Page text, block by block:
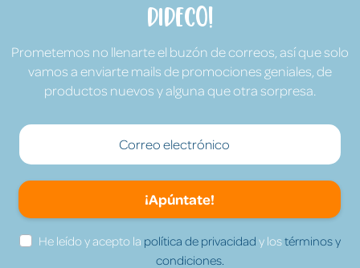
Dideco!
Prometemos no llenarte el buzón de correos, así que solo
vamos a enviarte mails de promociones geniales, de
productos nuevos y alguna que otra sorpresa.
¡Apúntate!
He leído y acepto la política de privacidad y lostérminos y
condiciones.